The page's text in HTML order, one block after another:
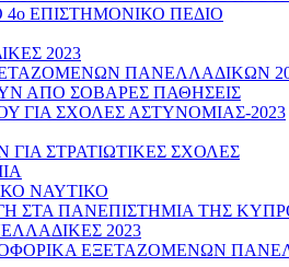
ΕΠΙΣΤΗΜΟΝΙΚΟ ΠΕΔΙΟ
2023
ΠΑΝΕΛΛΑΔΙΚΩΝ
ΑΠΟ ΣΟΒΑΡΕΣ ΠΑΘΗΣΕΙΣ
ΓΙΑ ΣΧΟΛΕΣ ΑΣΤΥΝΟΜΙΑΣ-2023
ΣΤΡΑΤΙΩΤΙΚΕΣ ΣΧΟΛΕΣ
ΝΑΥΤΙΚΟ
ΣΤΑ ΠΑΝΕΠΙΣΤΗΜΙΑ ΤΗΣ
2023
ΕΞΕΤΑΖΟΜΕΝΩΝ